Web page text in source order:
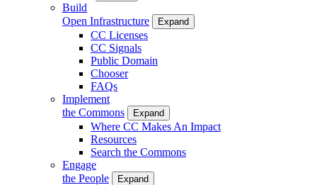
Build
Open Infrastructure
Expand
CC Licenses
CC Signals
Public Domain
Chooser
FAQs
Implement
the Commons
Expand
Where CC Makes An Impact
Resources
Search the Commons
Engage
the People
Expand